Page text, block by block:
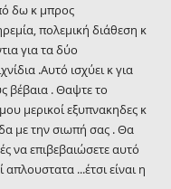
δω κ μπρος
πολεμική διάθεση κ
για τα δύο
.Αυτό ισχύει κ για
βέβαια . Θαψτε το
μερικοί εξυπνακηδες κ
με την σιωπή σας . Θα
να επιβεβαιώσετε αυτό
απλουστατα ...έτσι είναι η